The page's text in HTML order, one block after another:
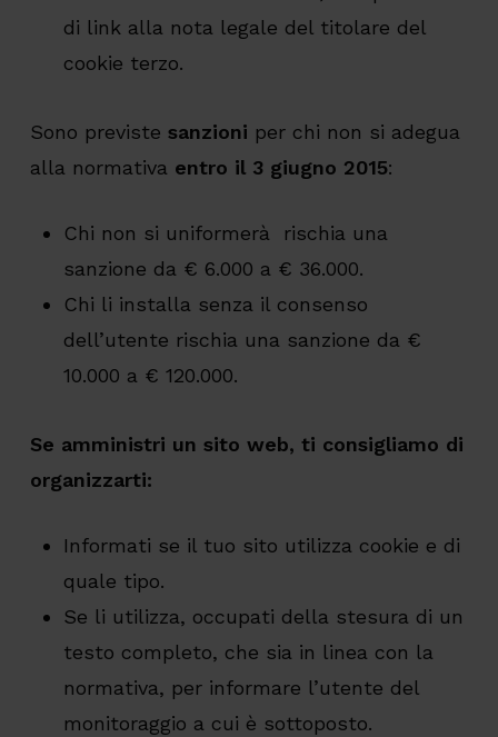
di link alla nota legale del titolare del
cookie terzo.
Sono previste sanzioni per chi non si adegua
alla normativa entro il 3 giugno 2015:
Chi non si uniformerà rischia una
sanzione da € 6.000 a € 36.000.
Chi li installa senza il consenso
dell’utente rischia una sanzione da €
10.000 a € 120.000.
Se amministri un sito web, ti consigliamo di
organizzarti:
Informati se il tuo sito utilizza cookie e di
quale tipo.
Se li utilizza, occupati della stesura di un
testo completo, che sia in linea con la
normativa, per informare l’utente del
monitoraggio a cui è sottoposto.